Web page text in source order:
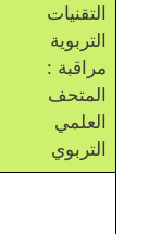
التقنيات
التربوية
مراقبة :
المتحف
العلمي
التربوي